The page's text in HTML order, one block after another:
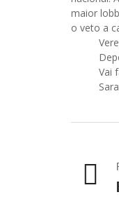
maior
o veto a
Depois
Vai